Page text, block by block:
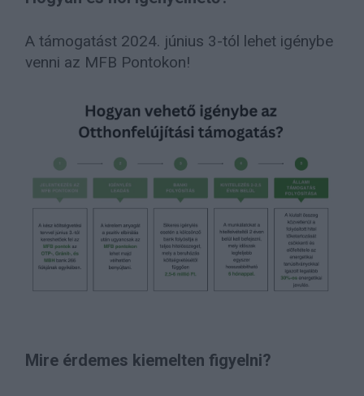
A támogatást 2024. június 3-tól lehet igénybe
venni az MFB Pontokon!
Mire érdemes kiemelten figyelni?